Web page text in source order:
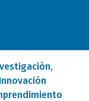
Innovación